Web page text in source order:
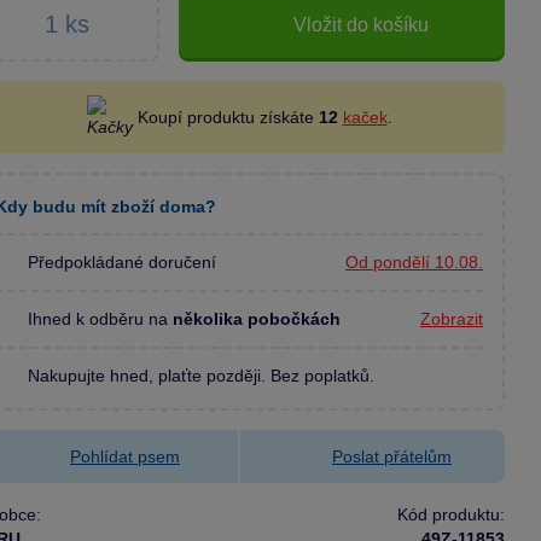
Vložit do košíku
Koupí produktu získáte 12 kaček.
budu mít zboží doma?
Předpokládané doručení Od pondělí 10.08.
Ihned k odběru na několika pobočkách Zobrazit
Nakupujte hned, plaťte později. Bez poplatků.
Pohlídat psem Poslat přátelům
Kód produktu: